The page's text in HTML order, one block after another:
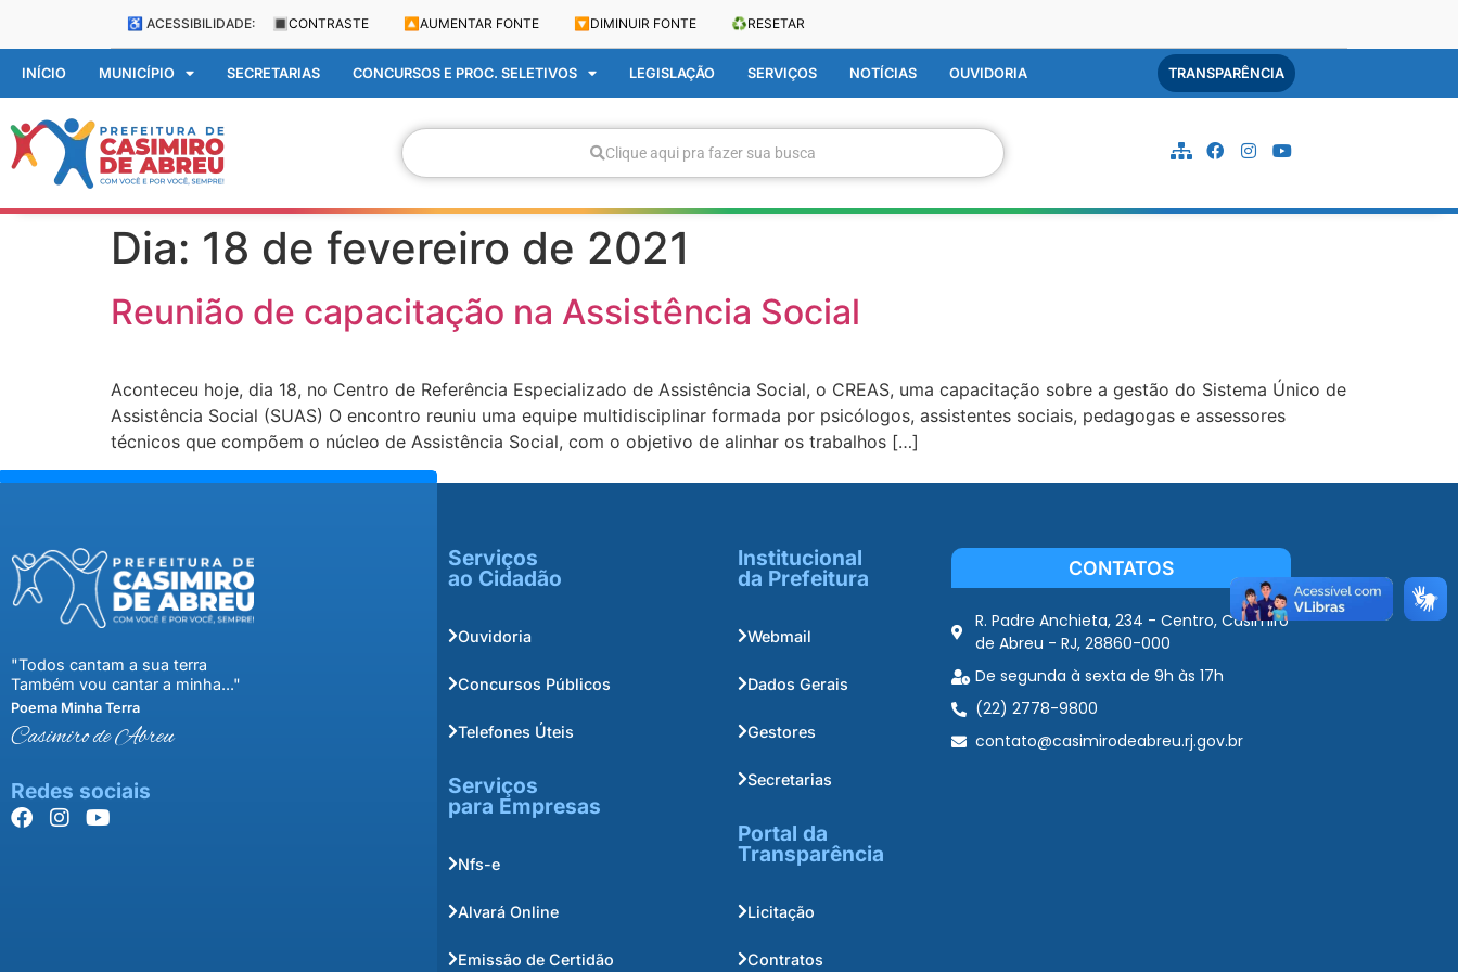
♿ ACESSIBILIDADE: 🔳 CONTRASTE 🔼 AUMENTAR FONTE 🔽 DIMINUIR FONTE ♻️RESETAR
INÍCIO MUNICÍPIO SECRETARIAS CONCURSOS E PROC. SELETIVOS LEGISLAÇÃO SERVIÇOS NOTÍCIAS OUVIDORIA TRANSPARÊNCIA
Clique aqui pra fazer sua busca
Dia: 18 de fevereiro de 2021
Reunião de capacitação na Assistência Social
Aconteceu hoje, dia 18, no Centro de Referência Especializado de Assistência Social, o CREAS, uma capacitação sobre a gestão do Sistema Único de
Assistência Social (SUAS) O encontro reuniu uma equipe multidisciplinar formada por psicólogos, assistentes sociais, pedagogas e assessores
técnicos que compõem o núcleo de Assistência Social, com o objetivo de alinhar os trabalhos […]
"Todos cantam a sua terra
Também vou cantar a minha..."
Poema Minha Terra
Casimiro de Abreu
Redes sociais
Serviços
ao Cidadão
Ouvidoria
Concursos Públicos
Telefones Úteis
Serviços
para Empresas
Nfs-e
Alvará Online
Emissão de Certidão
Institucional
da Prefeitura
Webmail
Dados Gerais
Gestores
Secretarias
Portal da
Transparência
Licitação
Contratos
CONTATOS
R. Padre Anchieta, 234 - Centro, Casimiro
de Abreu - RJ, 28860-000
De segunda à sexta de 9h às 17h
(22) 2778-9800
contato@casimirodeabreu.rj.gov.br